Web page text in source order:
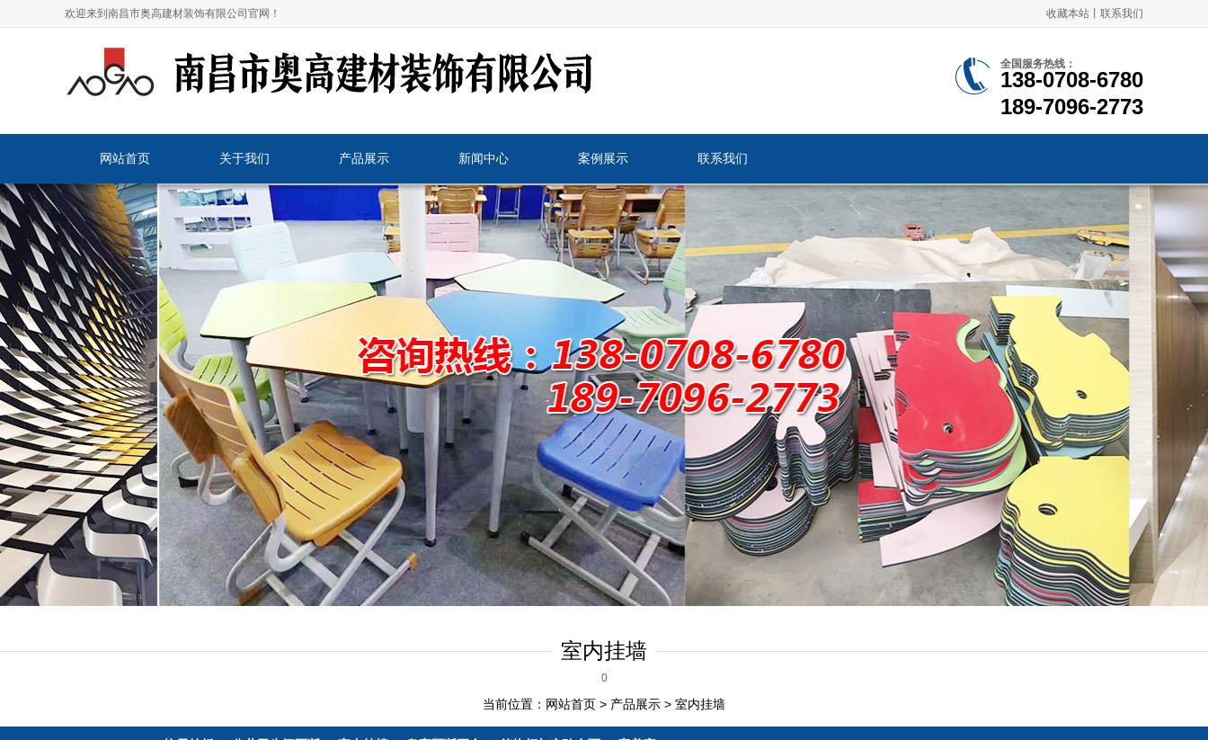
收藏本站 联系我们
欢迎来到南昌市奥高建材装饰有限公司官网！
全国服务热线：
138-0708-6780
189-7096-2773
网站首页 关于我们 产品展示 新闻中心 案例展示 联系我们
室内挂墙
0
当前位置： 网站首页 > 产品展示 > 室内挂墙